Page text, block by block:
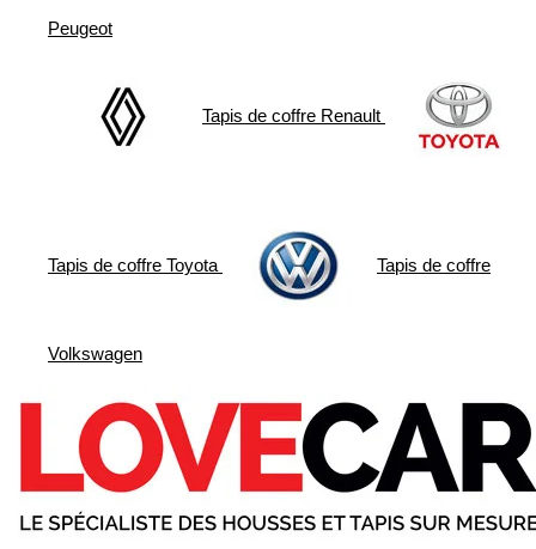
Peugeot
Tapis de coffre Renault
Tapis de coffre Toyota Tapis de coffre
Volkswagen